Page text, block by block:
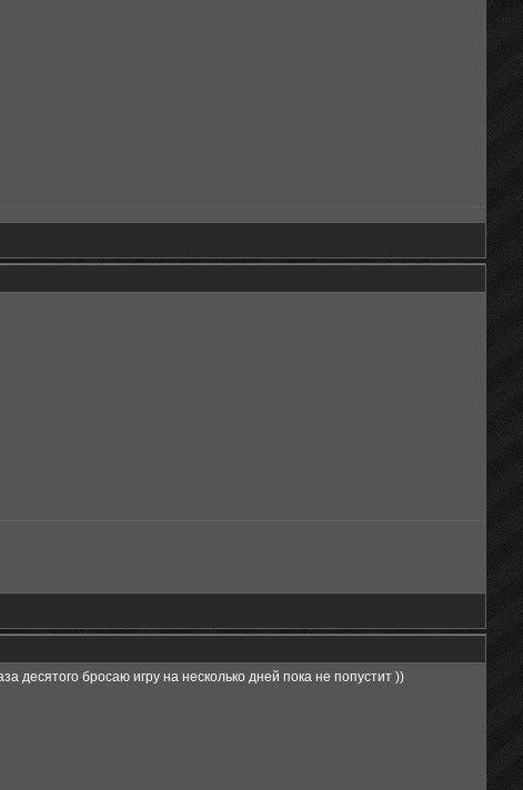
десятого бросаю игру на несколько дней пока не попустит ))